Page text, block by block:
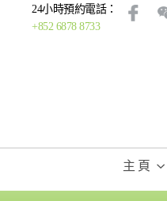
24小時預約電話：
+852 6878 8733
主頁